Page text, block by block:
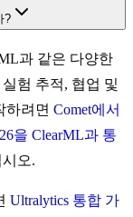
?
과 같은 다양한
험 추적, 협업 및
하려면 Comet에서
을 ClearML과 통
오.
Ultralytics 통합 가